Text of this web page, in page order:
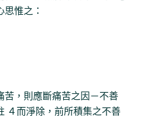
思惟之：
苦，則應斷痛苦之因－不善
４而淨除，前所積集之不善